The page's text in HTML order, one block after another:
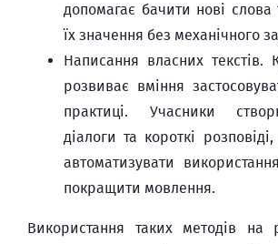
допомагає бачити нові слова
їх значення без механічного
Написання власних текстів.
розвиває вміння
практиці. Учасники
діалоги та короткі
автоматизувати
покращити мовлення.
Використання таких методів на